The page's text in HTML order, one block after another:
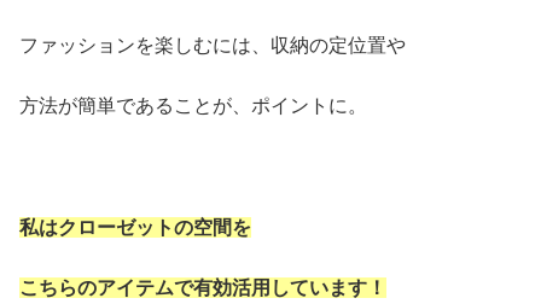
ファッションを楽しむには、収納の定位置や
方法が簡単であることが、ポイントに。
私はクローゼットの空間を
こちらのアイテムで有効活用しています！